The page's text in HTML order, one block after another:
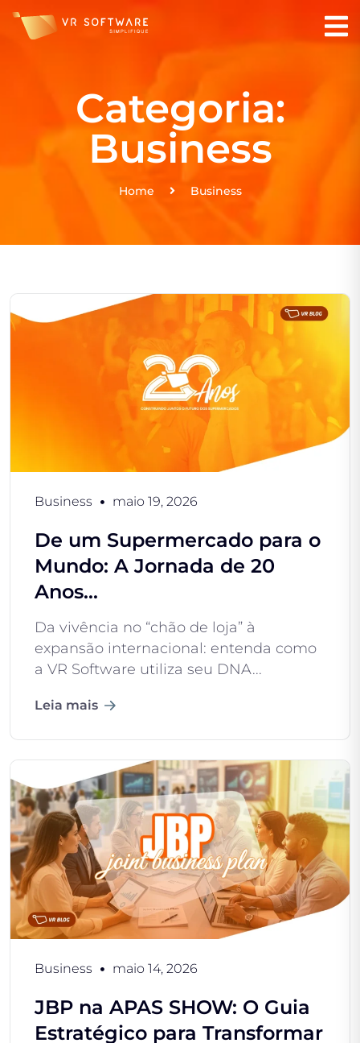
Categoria:
Business
Home Business
Business maio 19, 2026
De um Supermercado para o
Mundo: A Jornada de 20
Anos...
Da vivência no “chão de loja” à
expansão internacional: entenda como
a VR Software utiliza seu DNA...
Leia mais
Business maio 14, 2026
JBP na APAS SHOW: O Guia
Estratégico para Transformar